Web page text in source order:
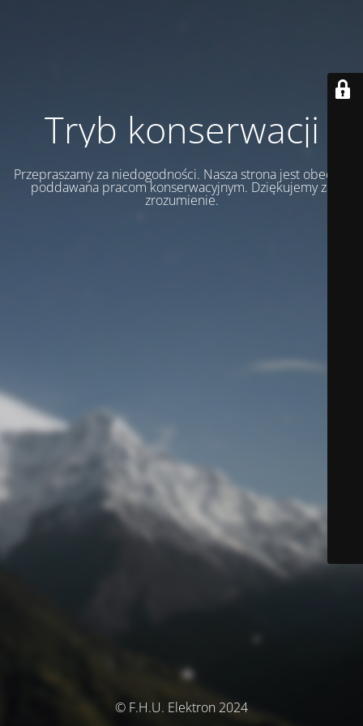
Tryb konserwacji
Przepraszamy za niedogodności. Nasza strona jest obecnie
poddawana pracom konserwacyjnym. Dziękujemy za
zrozumienie.
© F.H.U. Elektron 2024